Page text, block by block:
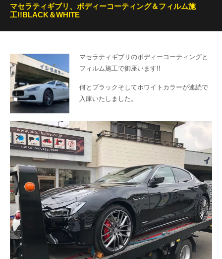
マセラティギブリ、ボディーコーティング＆フィルム施
工!!BLACK＆WHITE
マセラティギブリのボディーコーティングと
フィルム施工で御座います!!
何とブラックそしてホワイトカラーが連続で
入庫いたしました。